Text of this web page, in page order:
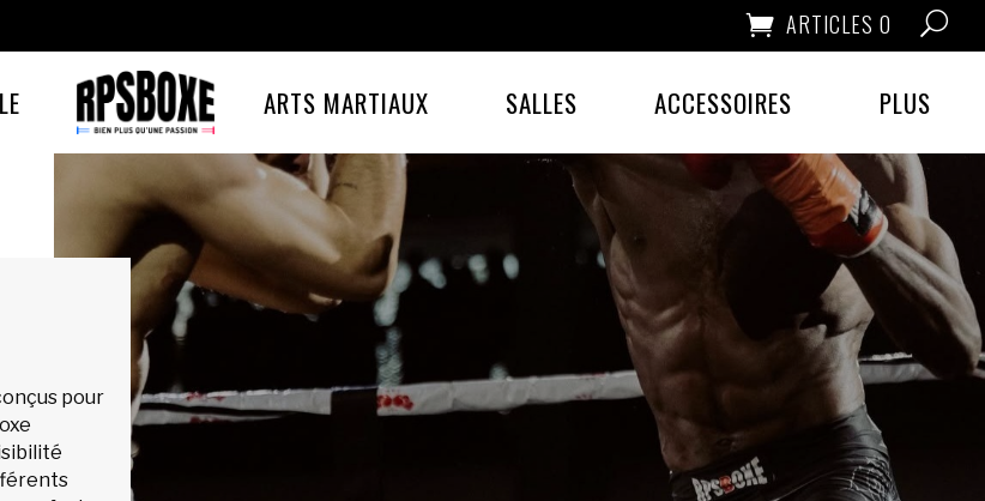
ARTICLES 0
ARTS MARTIAUX SALLES ACCESSOIRES PLUS
pour